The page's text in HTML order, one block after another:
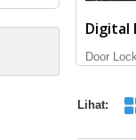
Digital
Door
Lihat: